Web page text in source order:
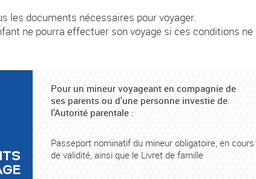
les documents nécessaires pour voyager.
ne pourra effectuer son voyage si ces conditions
Pour un mineur voyageant en compagnie de
ses parents ou d'une personne investie de
l'Autorité parentale :
Passeport nominatif du mineur obligatoire, en cours
de validité, ainsi que le Livret de famille